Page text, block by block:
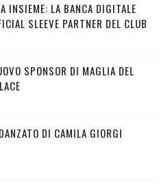
INSIEME: LA BANCA DIGITALE
SLEEVE PARTNER DEL CLUB
SPONSOR DI MAGLIA DEL
DI CAMILA GIORGI